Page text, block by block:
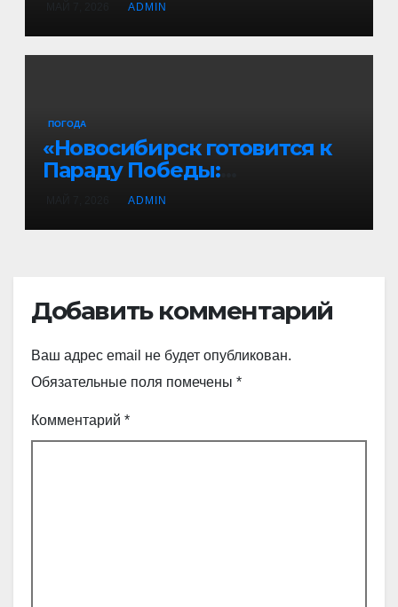
ADMIN
ПОГОДА
«Новосибирск готовится к
Параду Победы:
Торжественная репетиция
города!»
ADMIN
Добавить комментарий
Ваш адрес email не будет опубликован.
Обязательные поля помечены *
Комментарий *